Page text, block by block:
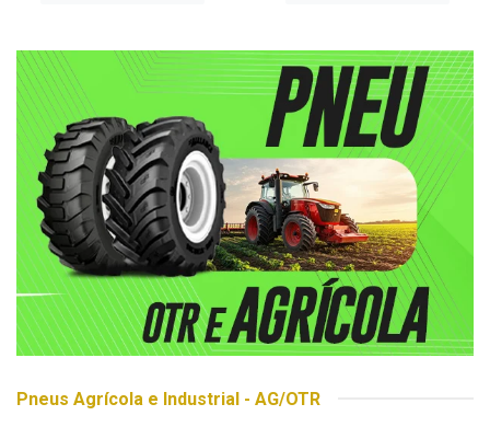
Pneus Agrícola e Industrial - AG/OTR